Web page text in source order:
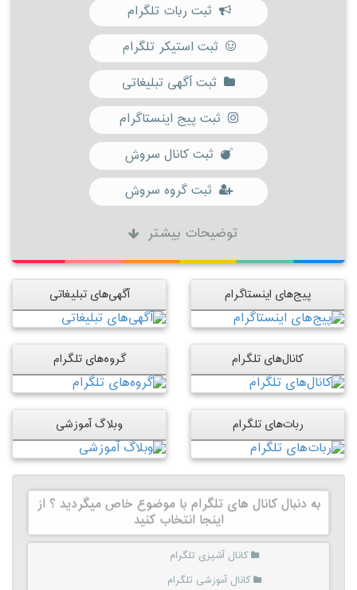
ثبت ربات تلگرام
ثبت استیکر تلگرام
ثبت آگهی تبلیغاتی
ثبت پیج اینستاگرام
ثبت کانال سروش
ثبت گروه سروش
توضیحات بیشتر
پیج‌های اینستاگرام آگهی‌های تبلیغاتی
کانال‌های تلگرام گروه‌های تلگرام
ربات‌های تلگرام وبلاگ آموزشی
به دنبال کانال های تلگرام با موضوع خاص میگردید ؟ از
اینجا انتخاب کنید
کانال آشپزی تلگرام
کانال آموزشی تلگرام